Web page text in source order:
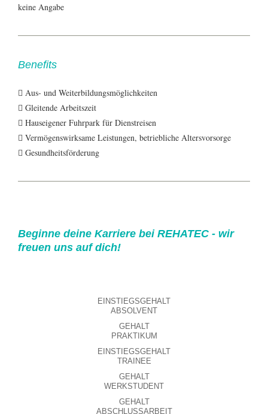
keine Angabe
Benefits
 Aus- und Weiterbildungsmöglichkeiten
 Gleitende Arbeitszeit
 Hauseigener Fuhrpark für Dienstreisen
 Vermögenswirksame Leistungen, betriebliche Altersvorsorge
 Gesundheitsförderung
Beginne deine Karriere bei REHATEC - wir
freuen uns auf dich!
EINSTIEGSGEHALT
ABSOLVENT
GEHALT
PRAKTIKUM
EINSTIEGSGEHALT
TRAINEE
GEHALT
WERKSTUDENT
GEHALT
ABSCHLUSSARBEIT